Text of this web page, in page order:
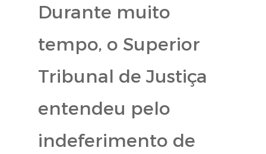
Durante muito
tempo, o Superior
Tribunal de Justiça
entendeu pelo
indeferimento de